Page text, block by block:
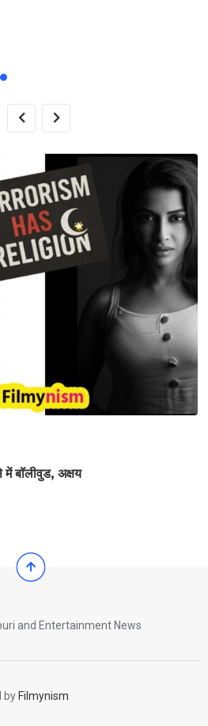
बॉलीवुड, अक्षय
and Entertainment News
byFilmynism